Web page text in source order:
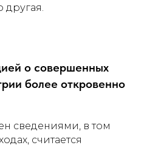
другая.
о совершенных
более откровенно
сведениями, в том
считается